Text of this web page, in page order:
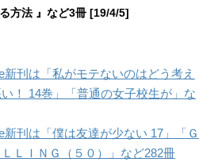
方法 』など3冊 [19/4/5]
新刊は「私がモテないのはどう考え
！ 14巻」「普通の女子校生が」な
新刊は「僕は友達が少ない 17」「Ｇ
ＬＩＮＧ（５０）」など282冊